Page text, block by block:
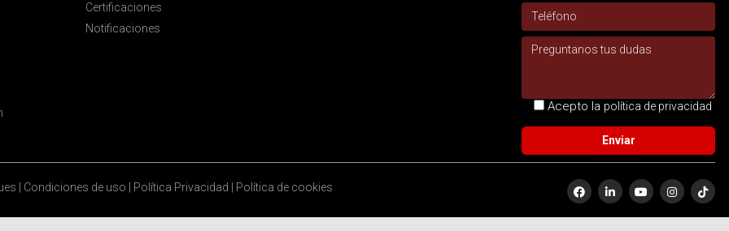
Certificaciones
Notificaciones
Acepto la política de privacidad
Condiciones de uso Política Privacidad Política de cookies